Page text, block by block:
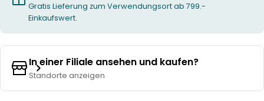
Gratis Lieferung zum Verwendungsort ab 799.-
Einkaufswert.
In einer Filiale ansehen und kaufen?
Standorte anzeigen